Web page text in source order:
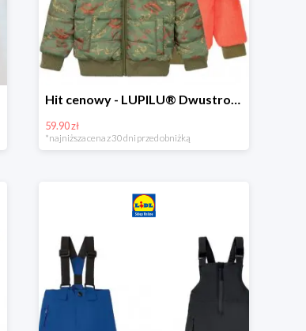
Hit cenowy - LUPILU® Dwustronna kurtka dziecięca z polarem
59.90 zł
*najniższa cena z 30 dni przed obniżką